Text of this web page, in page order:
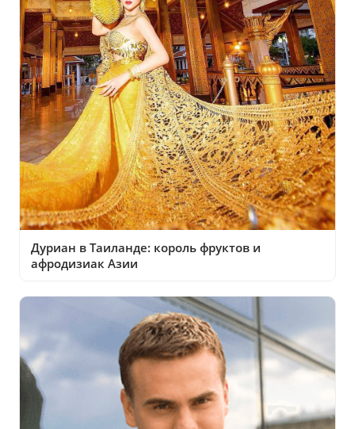
Дуриан в Таиланде: король фруктов и
афродизиак Азии